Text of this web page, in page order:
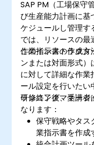
SAP PM（工場保守
び生産能力計画に基
ケジュールし管理す
では、リソースの
作業指示書の作成方
このインストラクタ
ンまたは対面形式
に対して詳細な作業
ール設定を行いた
ランニングマネージ
研修終了後、受講
なります：
保守戦略やタス
業指示書を作成